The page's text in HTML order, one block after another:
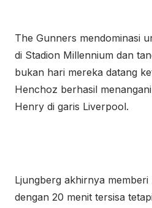
The Gunners mendominasi
di Stadion Millennium dan
bukan hari mereka datang
Henchoz berhasil
Henry di garis Liverpool.
Ljungberg akhirnya
dengan 20 menit tersisa